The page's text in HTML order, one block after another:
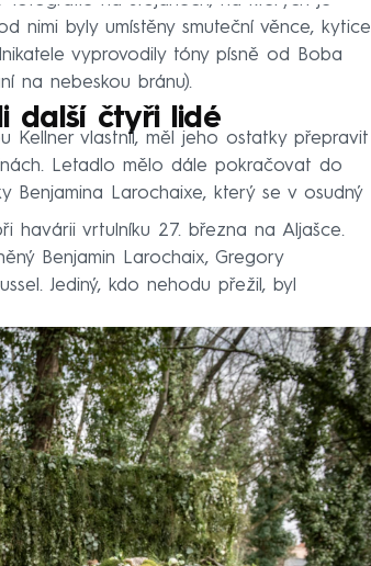
nimi byly umístěny smuteční věnce, kytice
vyprovodily tóny písně od Boba
na nebeskou bránu).
další čtyři lidé
Kellner vlastnil, měl jeho ostatky přepravit
Letadlo mělo dále pokračovat do
Benjamina Larochaixe, který se v osudný
havárii vrtulníku 27. března na Aljašce.
Benjamin Larochaix, Gregory
Jediný, kdo nehodu přežil, byl